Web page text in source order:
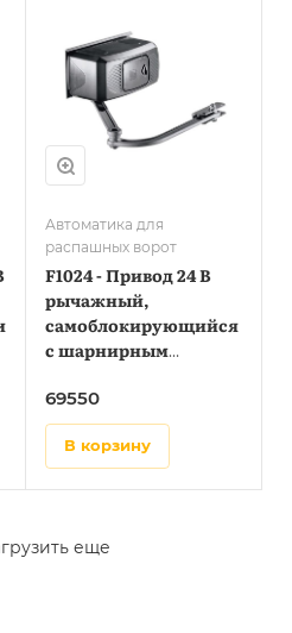
Автоматика для
распашных ворот
F1024 - Привод 24 В
рычажный,
самоблокирующийся
с шарнирным
69550
в корзину
еще